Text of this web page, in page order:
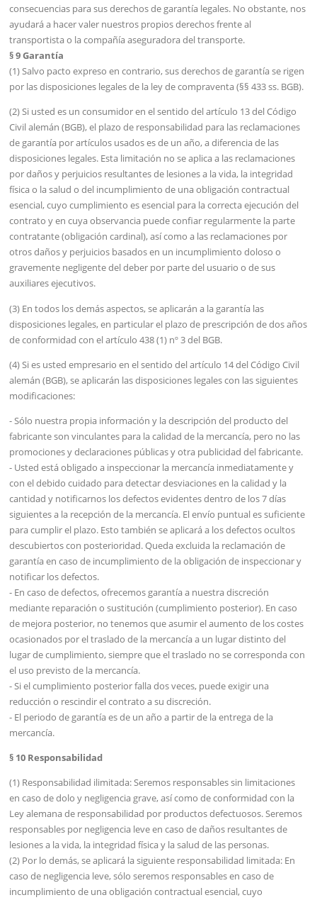
consecuencias para sus derechos de garantía legales. No obstante, nos
ayudará a hacer valer nuestros propios derechos frente al
transportista o la compañía aseguradora del transporte.
§ 9 Garantía
(1) Salvo pacto expreso en contrario, sus derechos de garantía se rigen
por las disposiciones legales de la ley de compraventa (§§ 433 ss. BGB).
(2) Si usted es un consumidor en el sentido del artículo 13 del Código
Civil alemán (BGB), el plazo de responsabilidad para las reclamaciones
de garantía por artículos usados es de un año, a diferencia de las
disposiciones legales. Esta limitación no se aplica a las reclamaciones
por daños y perjuicios resultantes de lesiones a la vida, la integridad
física o la salud o del incumplimiento de una obligación contractual
esencial, cuyo cumplimiento es esencial para la correcta ejecución del
contrato y en cuya observancia puede confiar regularmente la parte
contratante (obligación cardinal), así como a las reclamaciones por
otros daños y perjuicios basados en un incumplimiento doloso o
gravemente negligente del deber por parte del usuario o de sus
auxiliares ejecutivos.
(3) En todos los demás aspectos, se aplicarán a la garantía las
disposiciones legales, en particular el plazo de prescripción de dos años
de conformidad con el artículo 438 (1) nº 3 del BGB.
(4) Si es usted empresario en el sentido del artículo 14 del Código Civil
alemán (BGB), se aplicarán las disposiciones legales con las siguientes
modificaciones:
- Sólo nuestra propia información y la descripción del producto del
fabricante son vinculantes para la calidad de la mercancía, pero no las
promociones y declaraciones públicas y otra publicidad del fabricante.
- Usted está obligado a inspeccionar la mercancía inmediatamente y
con el debido cuidado para detectar desviaciones en la calidad y la
cantidad y notificarnos los defectos evidentes dentro de los 7 días
siguientes a la recepción de la mercancía. El envío puntual es suficiente
para cumplir el plazo. Esto también se aplicará a los defectos ocultos
descubiertos con posterioridad. Queda excluida la reclamación de
garantía en caso de incumplimiento de la obligación de inspeccionar y
notificar los defectos.
- En caso de defectos, ofrecemos garantía a nuestra discreción
mediante reparación o sustitución (cumplimiento posterior). En caso
de mejora posterior, no tenemos que asumir el aumento de los costes
ocasionados por el traslado de la mercancía a un lugar distinto del
lugar de cumplimiento, siempre que el traslado no se corresponda con
el uso previsto de la mercancía.
- Si el cumplimiento posterior falla dos veces, puede exigir una
reducción o rescindir el contrato a su discreción.
- El periodo de garantía es de un año a partir de la entrega de la
mercancía.
§ 10 Responsabilidad
(1) Responsabilidad ilimitada: Seremos responsables sin limitaciones
en caso de dolo y negligencia grave, así como de conformidad con la
Ley alemana de responsabilidad por productos defectuosos. Seremos
responsables por negligencia leve en caso de daños resultantes de
lesiones a la vida, la integridad física y la salud de las personas.
(2) Por lo demás, se aplicará la siguiente responsabilidad limitada: En
caso de negligencia leve, sólo seremos responsables en caso de
incumplimiento de una obligación contractual esencial, cuyo